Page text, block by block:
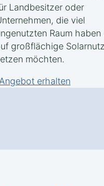
Landbesitzer oder
die viel
Raum haben
großflächige
möchten.
erhalten